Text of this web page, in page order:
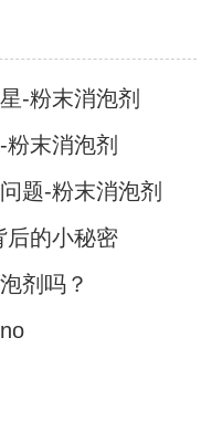
-粉末消泡剂
末消泡剂
题-粉末消泡剂
后的小秘密
剂吗？